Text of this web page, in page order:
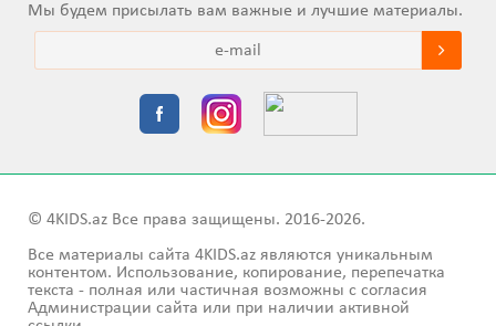
Мы будем присылать вам важные и лучшие материалы.
© 4KIDS.az Все права защищены. 2016-2026.
Все материалы сайта 4KIDS.az являются уникальным
контентом. Использование, копирование, перепечатка
текста - полная или частичная возможны с согласия
Администрации сайта или при наличии активной